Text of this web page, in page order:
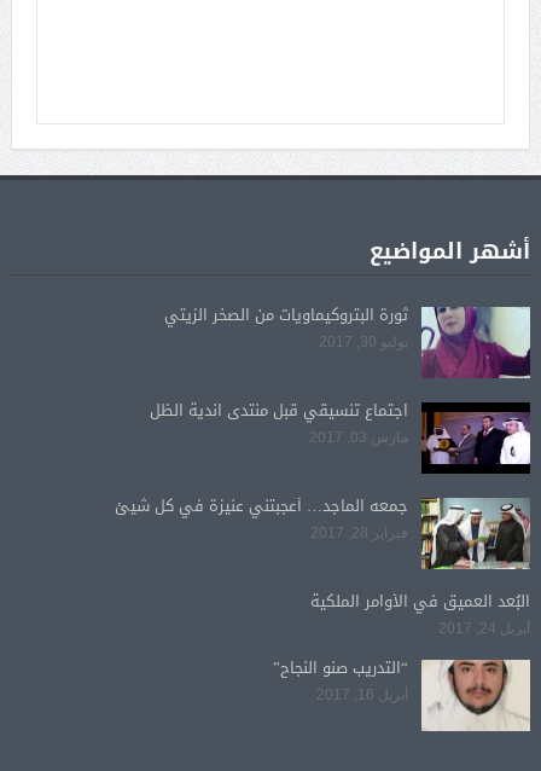
أشهر المواضيع
ثورة البتروكيماويات من الصخر الزيتي
يوليو 30, 2017
اجتماع تنسيقي قبل منتدى اندية الظل
مارس 03, 2017
جمعه الماجد… أعجبتني عنيزة في كل شيئ
فبراير 28, 2017
البُعد العميق في الأوامر الملكية
أبريل 24, 2017
“التدريب صنو النجاح”
أبريل 16, 2017